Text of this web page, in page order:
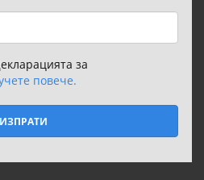
за
повече.
ИЗПРАТИ